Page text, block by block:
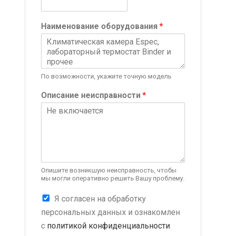
с
р
о
с
т
и
и
д
е
ц
и
л
Наименование оборудования*
По возможности, укажите точную модель
Описание неисправности*
Опишите возникшую неисправность, чтобы
мы могли оперативно решить Вашу проблему.
К
н
ф
Я согласен на обработку
персональных данных и ознакомлен
с политикой конфиденциальности